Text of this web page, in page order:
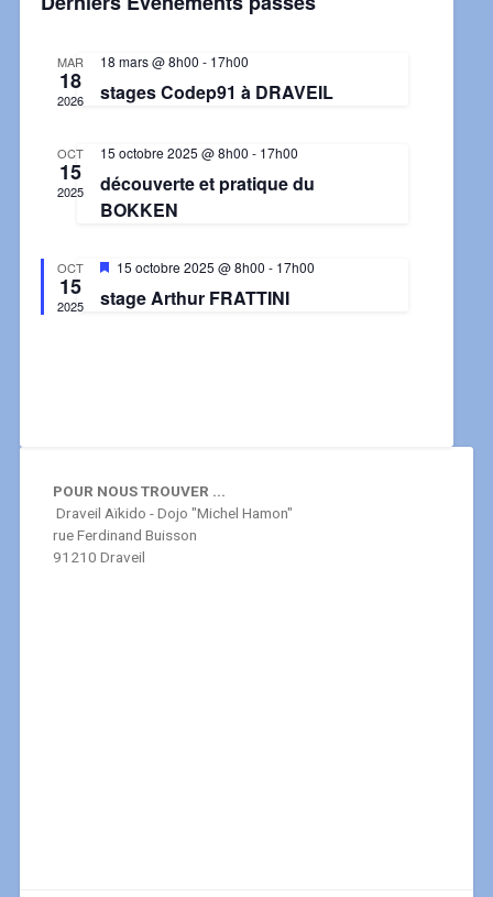
MAR
18
2026
18 mars @ 8h00 - 17h00
stages Codep91 à DRAVEIL
OCT
15
2025
15 octobre 2025 @ 8h00 - 17h00
découverte et pratique du
BOKKEN
OCT
15
2025
Mis
avant
15 octobre 2025 @ 8h00 - 17h00
stage Arthur FRATTINI
POUR NOUS TROUVER ...
Draveil Aïkido - Dojo "Michel Hamon"
rue Ferdinand Buisson
91210 Draveil